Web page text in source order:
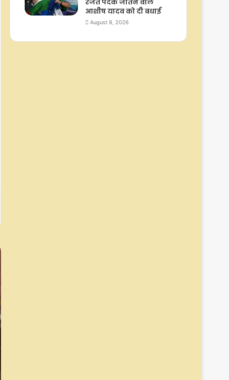
आशीष यादव को दी बधाई
August 8, 2026